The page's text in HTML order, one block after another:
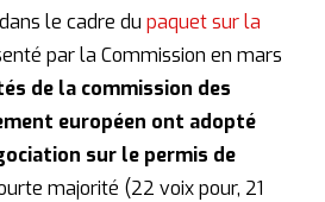
le cadre dupaquet sur la
par la Commission en mars
de la commission des
européen ont adopté
sur le permis de
majorité (22 voix pour, 21